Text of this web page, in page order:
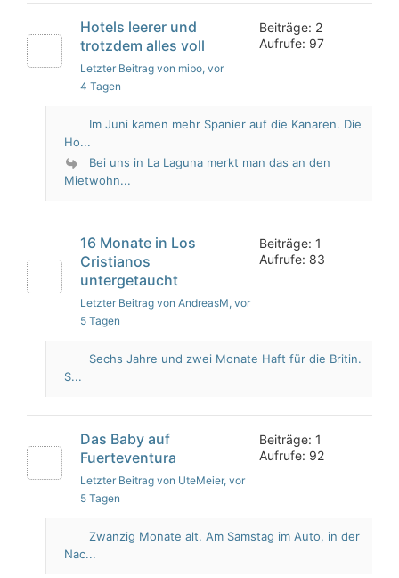
Hotels leerer und
trotzdem alles voll
Letzter Beitrag von mibo, vor
4 Tagen
Beiträge: 2
Aufrufe: 97
Im Juni kamen mehr Spanier auf die Kanaren. Die
Ho...
Bei uns in La Laguna merkt man das an den
Mietwohn...
16 Monate in Los
Cristianos
untergetaucht
Letzter Beitrag von AndreasM, vor
5 Tagen
Beiträge: 1
Aufrufe: 83
Sechs Jahre und zwei Monate Haft für die Britin.
S...
Das Baby auf
Fuerteventura
Letzter Beitrag von UteMeier, vor
5 Tagen
Beiträge: 1
Aufrufe: 92
Zwanzig Monate alt. Am Samstag im Auto, in der
Nac...